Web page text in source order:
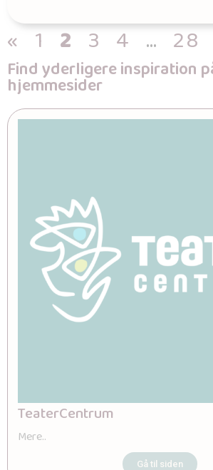
« 1 2 3 4 … 28
Find yderligere inspiration
hjemmesider
TeaterCentrum
Mere..
Gå til siden